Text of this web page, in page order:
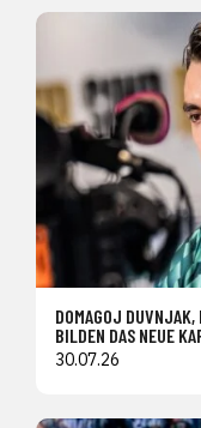
DOMAGOJ
BILDEN DAS NEUE
30.07.26